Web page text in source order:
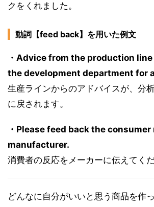
クをくれました。
動詞【feed back】を用いた例文
・Advice from the production
the development department for
生産ラインからのアドバイスが、分
に戻されます。
・Please feed back the
manufacturer.
消費者の反応をメーカーに伝えてくだ
どんなに自分がいいと思う商品を作